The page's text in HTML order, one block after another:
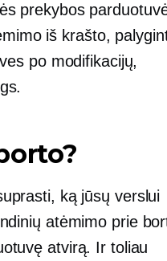
prekybos
iš krašto,
po modifikacijų,
ką jūsų verslui
atėmimo prie
atvirą. Ir toliau